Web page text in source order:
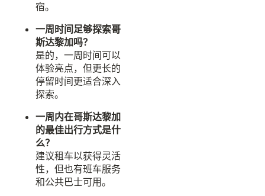
宿。
一周时间足够探索哥
斯达黎加吗？
是的，一周时间可以
体验亮点，但更长的
停留时间更适合深入
探索。
一周内在哥斯达黎加
的最佳出行方式是什
么？
建议租车以获得灵活
性，但也有班车服务
和公共巴士可用。